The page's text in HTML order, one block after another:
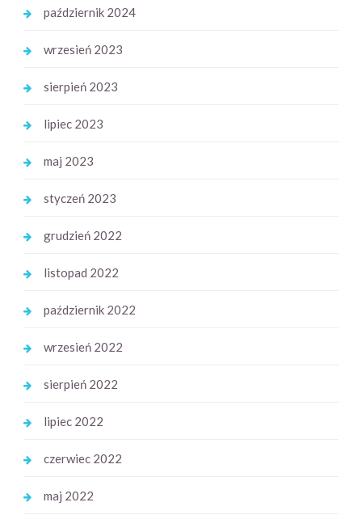
październik 2024
wrzesień 2023
sierpień 2023
lipiec 2023
maj 2023
styczeń 2023
grudzień 2022
listopad 2022
październik 2022
wrzesień 2022
sierpień 2022
lipiec 2022
czerwiec 2022
maj 2022